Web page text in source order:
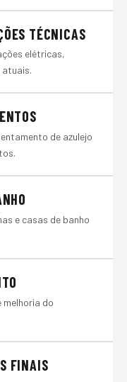
TÉCNICAS
elétricas,
atuais.
de azulejo
e casas de banho
do
FINAIS